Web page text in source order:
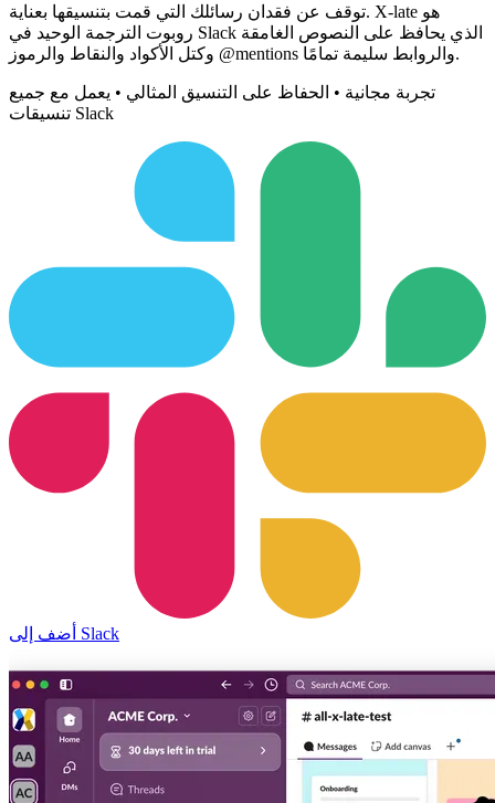
توقف عن فقدان رسائلك التي قمت بتنسيقها بعناية. X-late هو
روبوت الترجمة الوحيد في Slack الذي يحافظ على النصوص الغامقة
وكتل الأكواد والنقاط والرموز @mentions والروابط سليمة تمامًا.
تجربة مجانية • الحفاظ على التنسيق المثالي • يعمل مع جميع
تنسيقات Slack
أضف إلى Slack